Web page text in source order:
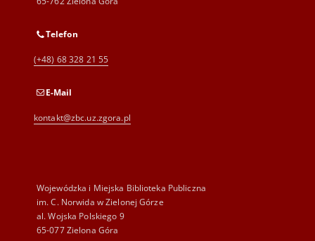
Telefon
(+48) 68 328 21 55
E-Mail
kontakt@zbc.uz.zgora.pl
Wojewódzka i Miejska Biblioteka Publiczna
im. C. Norwida w Zielonej Górze
al. Wojska Polskiego 9
65-077 Zielona Góra